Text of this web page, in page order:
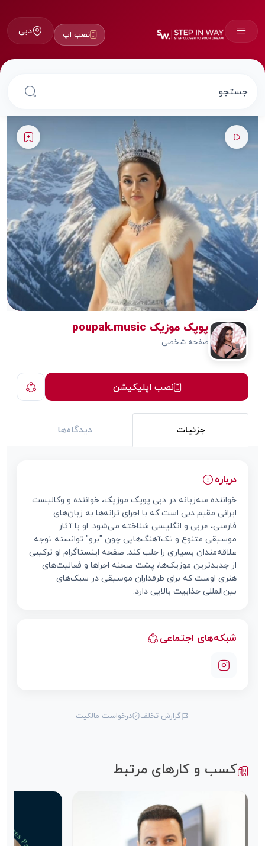
نصب اپ دبی
پوپک موزیک poupak.music
صفحه شخصی
نصب اپلیکیشن
جزئیات دیدگاه‌ها
درباره
خواننده سه‌زبانه در دبی پوپک موزیک، خواننده و وکالیست
ایرانی مقیم دبی است که با اجرای ترانه‌ها به زبان‌های
فارسی، عربی و انگلیسی شناخته می‌شود. او با آثار
موسیقی متنوع و تک‌آهنگ‌هایی چون "برو" توانسته توجه
علاقه‌مندان بسیاری را جلب کند. صفحه اینستاگرام او ترکیبی
از جدیدترین موزیک‌ها، پشت صحنه اجراها و فعالیت‌های
هنری اوست که برای طرفداران موسیقی در سبک‌های
بین‌المللی جذابیت بالایی دارد.
شبکه‌های اجتماعی
گزارش تخلف درخواست مالکیت
کسب و کارهای مرتبط